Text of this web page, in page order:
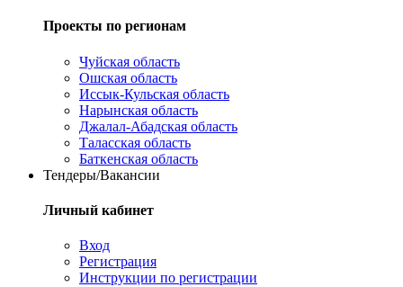
Проекты по регионам
Чуйская область
Ошская область
Иссык-Кульская область
Нарынская область
Джалал-Абадская область
Таласская область
Баткенская область
Тендеры/Вакансии
Личный кабинет
Вход
Регистрация
Инструкции по регистрации